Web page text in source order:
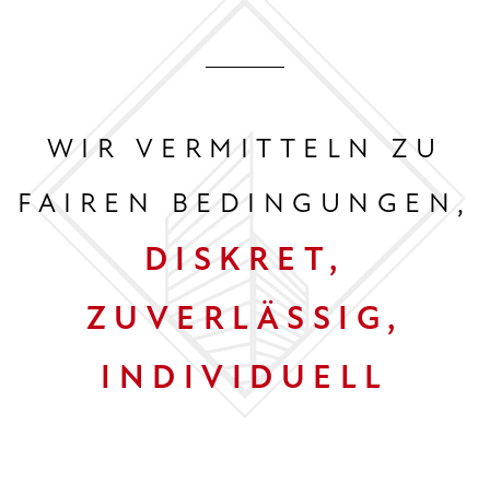
WIR VERMITTELN ZU
FAIREN BEDINGUNGEN,
DISKRET,
ZUVERLÄSSIG,
INDIVIDUELL